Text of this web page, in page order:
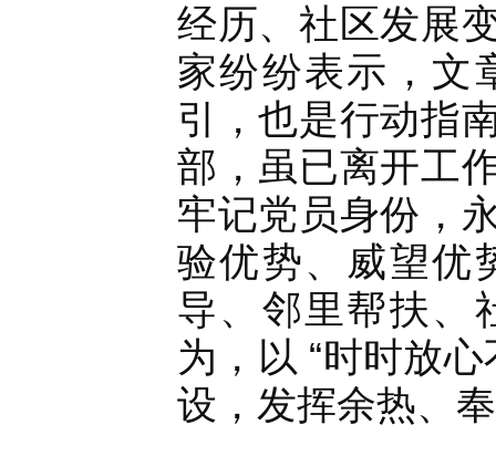
经历、社区发展
家纷纷表示，文
引，也是行动指
部，虽已离开工
牢记党员身份，
验优势、威望优
导、邻里帮扶、
为，以 “时时放
设，发挥余热、